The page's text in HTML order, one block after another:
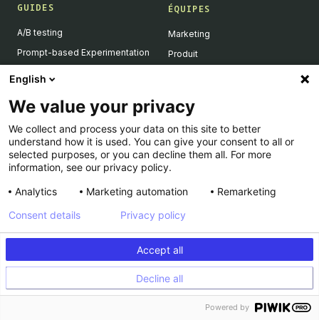
GUIDES
A/B testing
Prompt-based Experimentation
Feature Experimentation
L'IA & l'A/B testing
Client-Side vs Server-Side
ÉQUIPES
Marketing
Produit
RESSOURCES
Success Stories
Academy
Dev Docs
ENTREPRISE
À propos
Carrière
Nous contacter
Support
INFORMATIONS LÉGALES
English
We value your privacy
We collect and process your data on this site to better
understand how it is used. You can give your consent to all or
selected purposes, or you can decline them all. For more
information, see our privacy policy.
Analytics
Marketing automation Remarketing
Accept all
Decline all
Consent details Privacy policy
Powered by